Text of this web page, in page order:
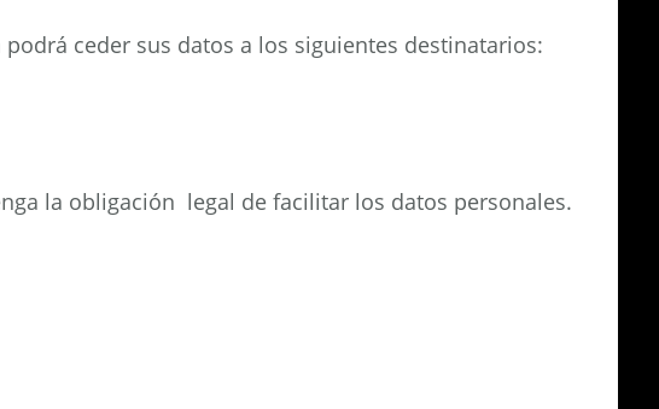
ceder sus datos a los siguientes destinatarios:
la obligación legal de facilitar los datos personales.